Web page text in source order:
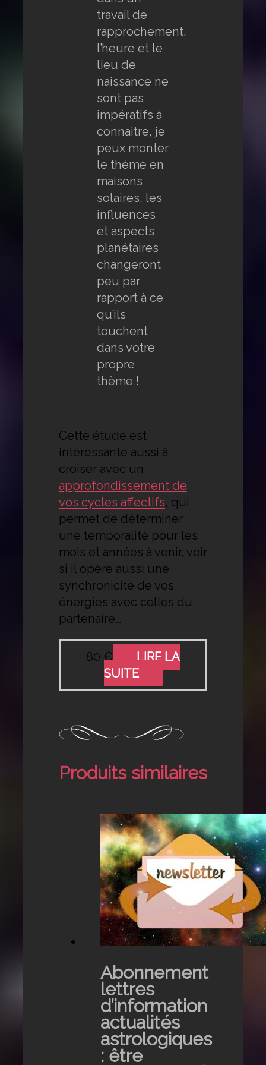
travail de
rapprochement,
l’heure et le
lieu de
naissance ne
sont pas
impératifs à
connaitre, je
peux monter
le thème en
maisons
solaires, les
influences
et aspects
planétaires
changeront
peu par
rapport à ce
qu’ils
touchent
dans votre
propre
thème !
Cette étude est
intéressante aussi à
croiser avec un
approfondissement de
vos cycles affectifs, qui
permet de déterminer
une temporalité pour les
mois et années à venir, voir
si il opère aussi une
synchronicité de vos
énergies avec celles du
partenaire…
80 €
LIRE LA
SUITE
Produits similaires
Abonnement
lettres
d’information
actualités
astrologiques
: être